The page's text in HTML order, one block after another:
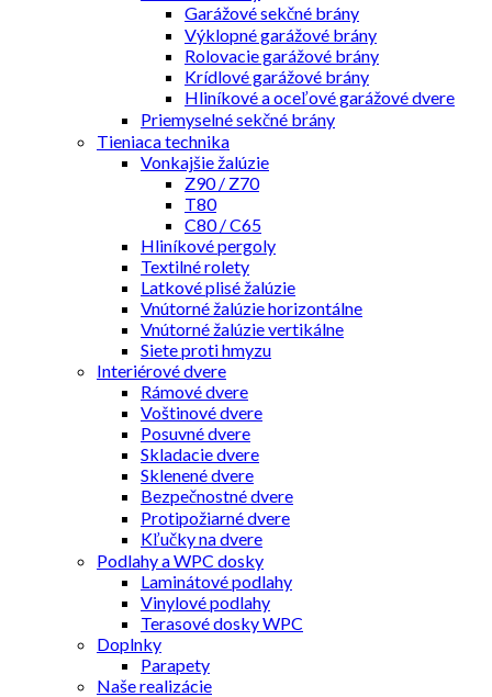
Garážové sekčné brány
Výklopné garážové brány
Rolovacie garážové brány
Krídlové garážové brány
Hliníkové a oceľové garážové dvere
Priemyselné sekčné brány
Tieniaca technika
Vonkajšie žalúzie
Z90 / Z70
T80
C80 / C65
Hliníkové pergoly
Textilné rolety
Latkové plisé žalúzie
Vnútorné žalúzie horizontálne
Vnútorné žalúzie vertikálne
Siete proti hmyzu
Interiérové dvere
Rámové dvere
Voštinové dvere
Posuvné dvere
Skladacie dvere
Sklenené dvere
Bezpečnostné dvere
Protipožiarné dvere
Kľučky na dvere
Podlahy a WPC dosky
Laminátové podlahy
Vinylové podlahy
Terasové dosky WPC
Doplnky
Parapety
Naše realizácie